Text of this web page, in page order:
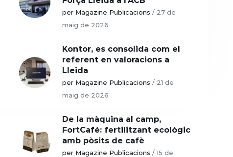
per Magazine Publicacions / 27 de
maig de 2026
Kontor, es consolida com el
referent en valoracions a
Lleida
per Magazine Publicacions / 21 de
maig de 2026
De la màquina al camp,
FortCafé: fertilitzant ecològic
amb pòsits de cafè
per Magazine Publicacions /15 de